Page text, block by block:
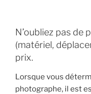
N’oubliez pas de
(matériel,
prix.
Lorsque vous
photographe, il est